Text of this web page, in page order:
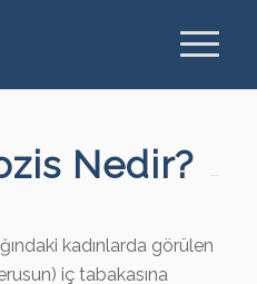
Nedir?
kadınlarda görülen
iç tabakasına